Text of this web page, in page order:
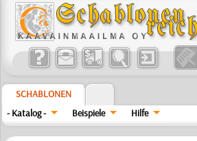
SCHABLONEN
- Katalog -
Beispiele Hilfe